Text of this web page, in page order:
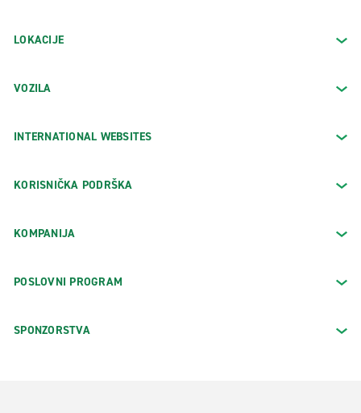
LOKACIJE
VOZILA
INTERNATIONAL WEBSITES
KORISNIČKA PODRŠKA
KOMPANIJA
POSLOVNI PROGRAM
SPONZORSTVA